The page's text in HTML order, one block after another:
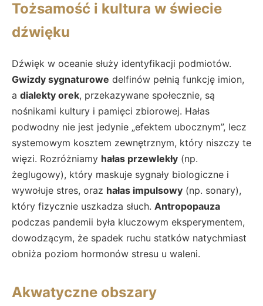
Tożsamość i kultura w świecie
dźwięku
Dźwięk w oceanie służy identyfikacji podmiotów.
Gwizdy sygnaturowe delfinów pełnią funkcję imion,
a dialekty orek, przekazywane społecznie, są
nośnikami kultury i pamięci zbiorowej. Hałas
podwodny nie jest jedynie „efektem ubocznym”, lecz
systemowym kosztem zewnętrznym, który niszczy te
więzi. Rozróżniamy hałas przewlekły (np.
żeglugowy), który maskuje sygnały biologiczne i
wywołuje stres, oraz hałas impulsowy (np. sonary),
który fizycznie uszkadza słuch. Antropopauza
podczas pandemii była kluczowym eksperymentem,
dowodzącym, że spadek ruchu statków natychmiast
obniża poziom hormonów stresu u waleni.
Akwatyczne obszary